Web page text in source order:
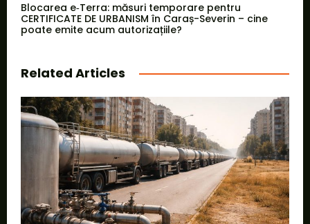
Blocarea e‑Terra: măsuri temporare pentru
CERTIFICATE DE URBANISM în Caraș-Severin – cine
poate emite acum autorizațiile?
Related Articles